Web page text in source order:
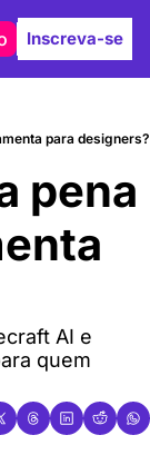
Inscreva-se
para designers?
pena
AI e
quem